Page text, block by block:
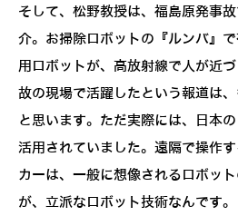
そして、松野教授は、福島原発事
介。お掃除ロボットの『ルンバ』
用ロボットが、高放射線で人が近
故の現場で活躍したという報道は
と思います。ただ実際には、日本
活用されていました。遠隔で操作
カーは、一般に想像されるロボッ
が、立派なロボット技術なんです。